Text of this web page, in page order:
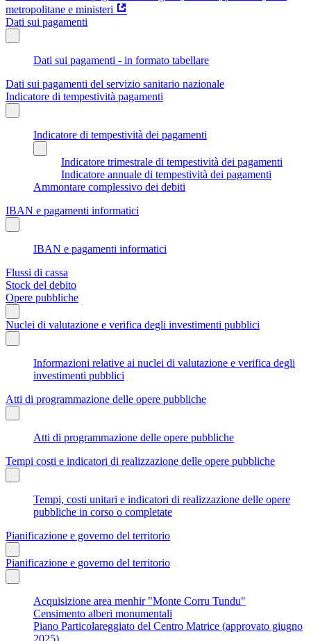
metropolitane e ministeri
Dati sui pagamenti
Dati sui pagamenti - in formato tabellare
Dati sui pagamenti del servizio sanitario nazionale
Indicatore di tempestività pagamenti
Indicatore di tempestività dei pagamenti
Indicatore trimestrale di tempestività dei pagamenti
Indicatore annuale di tempestività dei pagamenti
Ammontare complessivo dei debiti
IBAN e pagamenti informatici
IBAN e pagamenti informatici
Flussi di cassa
Stock del debito
Opere pubbliche
Nuclei di valutazione e verifica degli investimenti pubblici
Informazioni relative ai nuclei di valutazione e verifica degli
investimenti pubblici
Atti di programmazione delle opere pubbliche
Atti di programmazione delle opere pubbliche
Tempi costi e indicatori di realizzazione delle opere pubbliche
Tempi, costi unitari e indicatori di realizzazione delle opere
pubbliche in corso o completate
Pianificazione e governo del territorio
Pianificazione e governo del territorio
Acquisizione area menhir "Monte Corru Tundu"
Censimento alberi monumentali
Piano Particolareggiato del Centro Matrice (approvato giugno
2025)